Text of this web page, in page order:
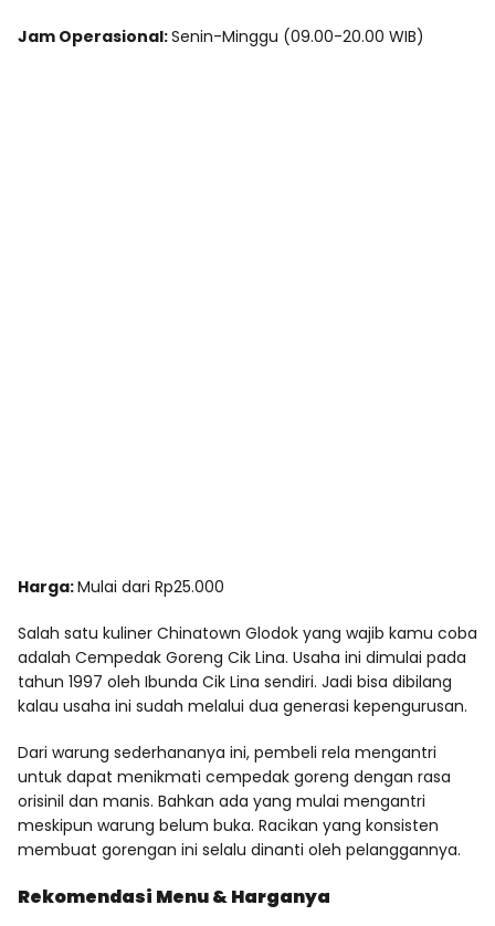
Jam Operasional:Senin-Minggu (09.00-20.00 WIB)
Harga:Mulai dari Rp25.000
Salah satu kuliner Chinatown Glodok yang wajib kamu coba
adalah Cempedak Goreng Cik Lina. Usaha ini dimulai pada
tahun 1997 oleh Ibunda Cik Lina sendiri. Jadi bisa dibilang
kalau usaha ini sudah melalui dua generasi kepengurusan.
Dari warung sederhananya ini, pembeli rela mengantri
untuk dapat menikmati cempedak goreng dengan rasa
orisinil dan manis. Bahkan ada yang mulai mengantri
meskipun warung belum buka. Racikan yang konsisten
membuat gorengan ini selalu dinanti oleh pelanggannya.
Rekomendasi Menu & Harganya